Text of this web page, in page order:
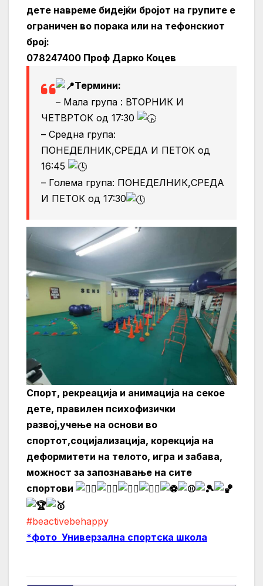
дете навреме бидејќи бројот на групите е
ограничен во порака или на тефонскиот
број:
078247400 Проф Дарко Коцев
Термини:
– Мала група : ВТОРНИК И
ЧЕТВРТОК од 17:30
– Средна група:
ПОНЕДЕЛНИК,СРЕДА И ПЕТОК од
16:45
– Голема група: ПОНЕДЕЛНИК,СРЕДА
И ПЕТОК од 17:30
Спорт, рекреација и анимација на секое
дете, правилен психофизички
развој,учење на основи во
спортот,социјализација, корекција на
деформитети на телото, игра и забава,
можност за запознавање на сите
спортови
#beactivebehappy
*фото Универзална спортска школа